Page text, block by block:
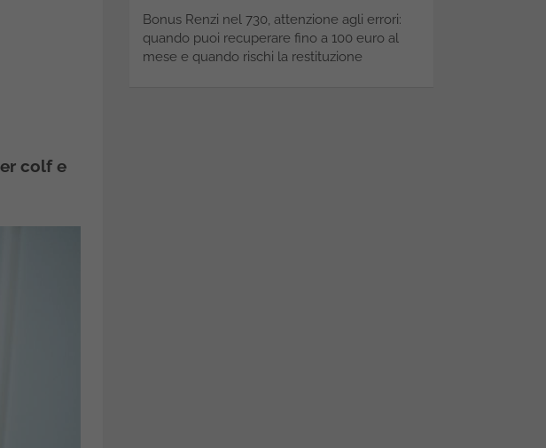
colf e
Bonus Renzi nel 730, attenzione agli errori:
quando puoi recuperare fino a 100 euro al
mese e quando rischi la restituzione